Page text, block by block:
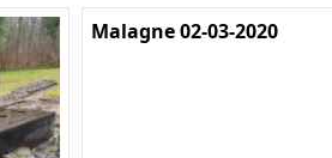
Malagne 02-03-2020